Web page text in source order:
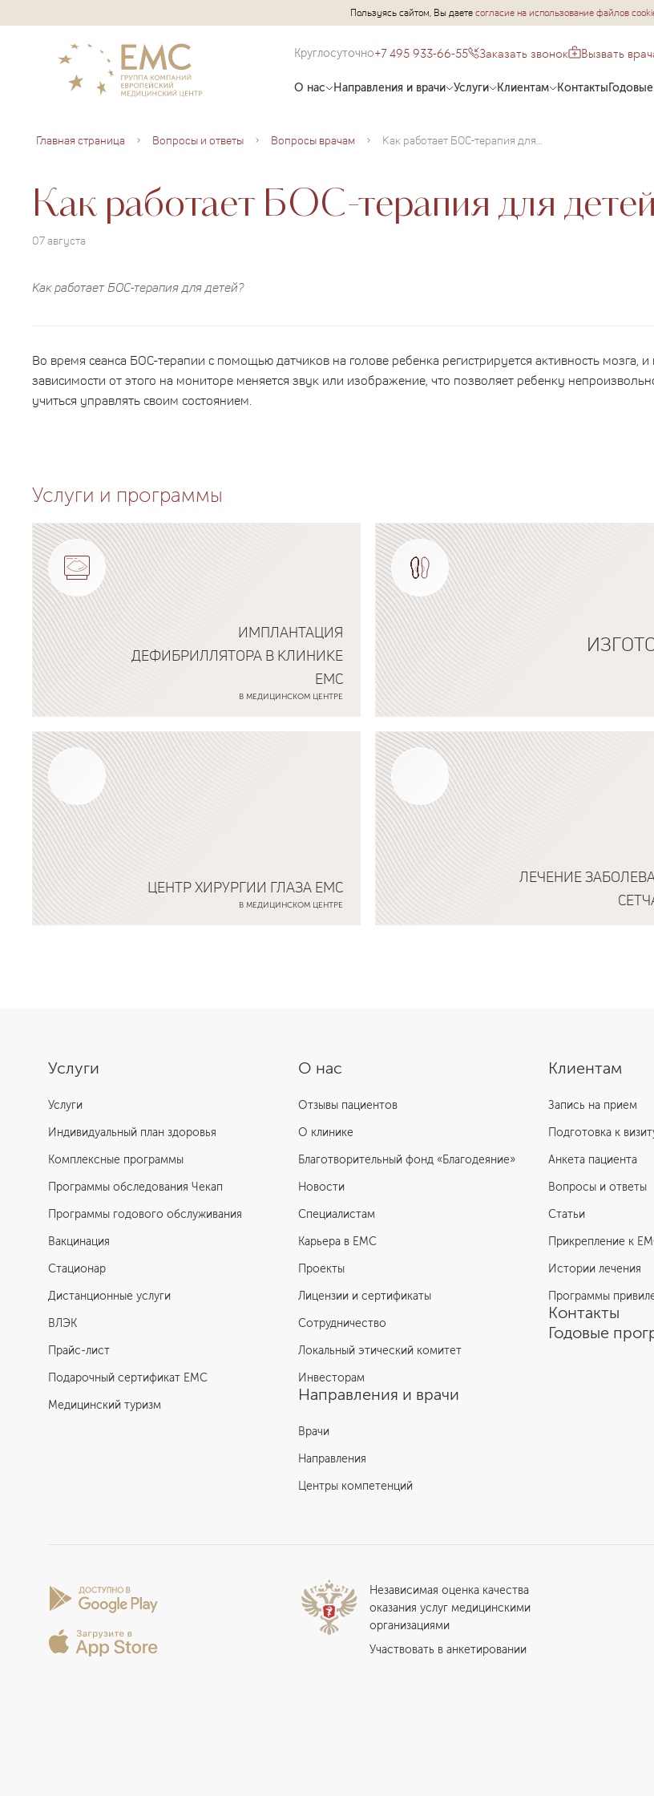
Пользуясь сайтом, Вы даетесогласие на использование файлов
Круглосуточно+7 495 933-66-55 Заказать звонок Вызвать
О нас Направления и врачи Услуги Клиентам Контакты
Главная страница Вопросы и ответы Вопросы врачам Как работает БОС-терапия для детей?
Как работает БОС-терапия для
07 августа
Как работает БОС-терапия для детей?
Во время сеанса БОС-терапии с помощью датчиков на голове ребенка регистрируется активность мозга, и
зависимости от этого на мониторе меняется звук или изображение, что позволяет ребенку
учиться управлять своим состоянием.
Услуги и программы
ИМПЛАНТАЦИЯ
ДЕФИБРИЛЛЯТОРА В КЛИНИКЕ
EMC
В МЕДИЦИНСКОМ ЦЕНТРЕ
Подробнее о программе Подробнее о программе
ЦЕНТР ХИРУРГИИ ГЛАЗА EMC
В МЕДИЦИНСКОМ ЦЕНТРЕ
ЛЕЧЕНИЕ
О нас
Отзывы пациентов
О клинике
Благотворительный фонд «Благодеяние»
Новости
Специалистам
Карьера в ЕМС
Проекты
Лицензии и сертификаты
Сотрудничество
Локальный этический комитет
Инвесторам
Направления и врачи
Врачи
Направления
Центры компетенций
Услуги
Услуги
Индивидуальный план здоровья
Комплексные программы
Программы обследования Чекап
Программы годового обслуживания
Вакцинация
Стационар
Дистанционные услуги
ВЛЭК
Прайс-лист
Подарочный сертификат EMC
Медицинский туризм
Клиентам
Запись на прием
Подготовка к
Анкета пациента
Вопросы и ответы
Статьи
Прикрепление к
Истории лечения
Программы
Контакты
Годовые
Независимая оценка качества
оказания услуг медицинскими
организациями
Участвовать в анкетировании